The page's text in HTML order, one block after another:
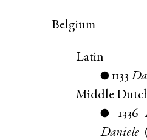
Belgium
Latin
● 1133
Middle
● 1336
Daniele (